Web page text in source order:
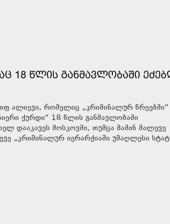
18 ᲬᲚᲘᲡ ᲒᲐᲜᲛᲐᲕᲚᲝᲑᲐᲨᲘ
ალიევი, რომელიც „კრიმინალურ წრეებში“
ქურდი“ 18 წლის განმავლობაში
დააკავეს მოსკოვში, თუმცა მაშინ მალევე
„კრიმინალურ იერარქიაში უმაღლესი